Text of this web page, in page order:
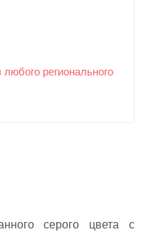
регионального
серого цвета с